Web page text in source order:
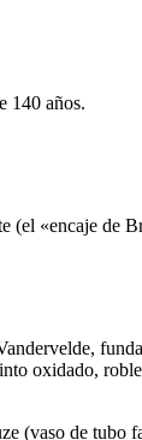
140 años.
(el «encaje de
oxidado,
(vaso de tubo